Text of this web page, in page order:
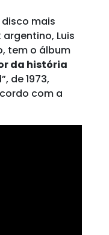
disco mais
Luis
tem o álbum
da história
de 1973,
com a